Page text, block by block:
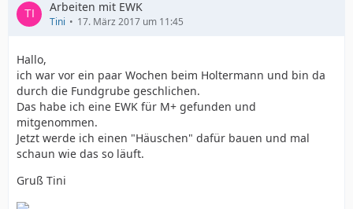
Arbeiten mit EWK
Tini 17. März 2017 um 11:45
Hallo,
ich war vor ein paar Wochen beim Holtermann und bin da
durch die Fundgrube geschlichen.
Das habe ich eine EWK für M+ gefunden und
mitgenommen.
Jetzt werde ich einen "Häuschen" dafür bauen und mal
schaun wie das so läuft.
Gruß Tini